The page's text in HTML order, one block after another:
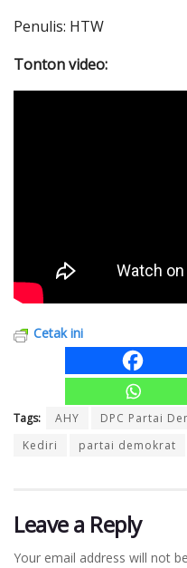
Penulis: HTW
Tonton video:
Cetak ini
Tags: AHY
DPC Partai
Kediri
partai demokrat
Leave a Reply
Your email address will not